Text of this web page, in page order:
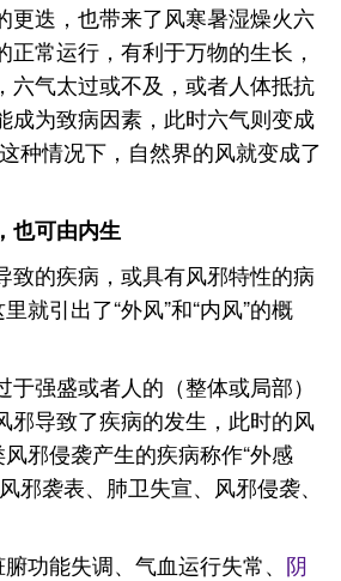
更迭，也带来了风寒暑湿燥火六
正常运行，有利于万物的生长，
六气太过或不及，或者人体抵抗
成为致病因素，此时六气则变成
这种情况下，自然界的风就变成了
也可由内生
致的疾病，或具有风邪特性的病
就引出了“外风”和“内风”的概
于强盛或者人的（整体或局部）
邪导致了疾病的发生，此时的风
风邪侵袭产生的疾病称作“外感
邪袭表、肺卫失宣、风邪侵袭、
功能失调、气血运行失常、 阴